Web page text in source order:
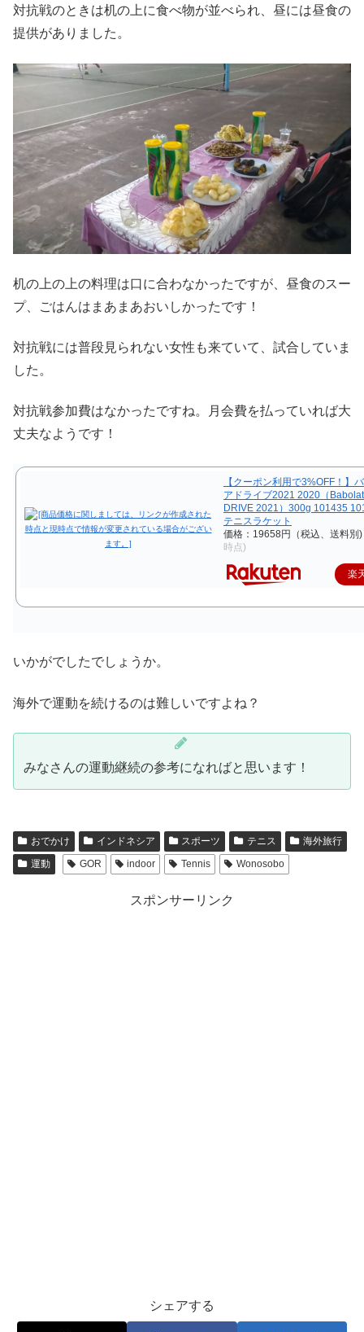
対抗戦のときは机の上に食べ物が並べられ、昼には昼食の
提供がありました。
机の上の上の料理は口に合わなかったですが、昼食のスー
プ、ごはんはまあまあおいしかったです！
対抗戦には普段見られない女性も来ていて、試合していま
した。
対抗戦参加費はなかったですね。月会費を払っていれば大
丈夫なようです！
【クーポン利用で3%OFF！】
アドライブ2021 2020（
DRIVE 2021）300g 101435
テニスラケット
価格：19658円（税込、送料別)
時点)
楽
いかがでしたでしょうか。
海外で運動を続けるのは難しいですよね？
みなさんの運動継続の参考になればと思います！
おでかけ インドネシア スポーツ テニス
海外旅行
運動
GOR indoor Tennis Wonosobo
スポンサーリンク
シェアする